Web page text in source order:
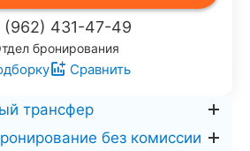
(962) 431-47-49
бронирования
Сравнить
трансфер
без комиссии